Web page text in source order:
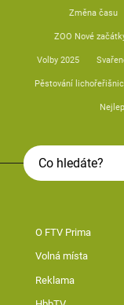
Změna času
ZOO Nové
Volby 2025
Pěstování
O FTV Prima
Volná místa
Reklama